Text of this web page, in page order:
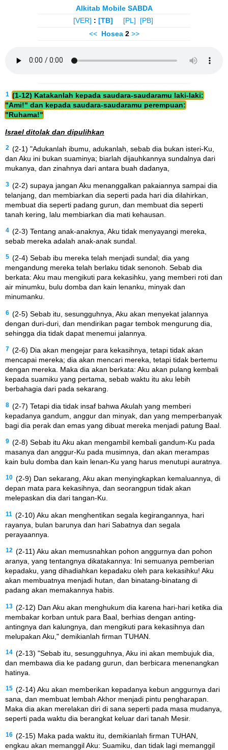
Alkitab Mobile SABDA
[VER] : [TB] [PL]
[PB]
<< Hosea2 >>
1 (1-12) Katakanlah kepada saudara-saudaramu laki-laki:
"Ami!" dan kepada saudara-saudaramu perempuan:
"Ruhama!"
Israel ditolak dan dipulihkan
2 (2-1) "Adukanlah ibumu, adukanlah, sebab dia bukan isteri-Ku,
dan Aku ini bukan suaminya; biarlah dijauhkannya sundalnya dari
mukanya, dan zinahnya dari antara buah dadanya,
3 (2-2) supaya jangan Aku menanggalkan pakaiannya sampai dia
telanjang, dan membiarkan dia seperti pada hari dia dilahirkan,
membuat dia seperti padang gurun, dan membuat dia seperti
tanah kering, lalu membiarkan dia mati kehausan.
4 (2-3) Tentang anak-anaknya, Aku tidak menyayangi mereka,
sebab mereka adalah anak-anak sundal.
5 (2-4) Sebab ibu mereka telah menjadi sundal; dia yang
mengandung mereka telah berlaku tidak senonoh. Sebab dia
berkata: Aku mau mengikuti para kekasihku, yang memberi roti dan
air minumku, bulu domba dan kain lenanku, minyak dan
minumanku.
6 (2-5) Sebab itu, sesungguhnya, Aku akan menyekat jalannya
dengan duri-duri, dan mendirikan pagar tembok mengurung dia,
sehingga dia tidak dapat menemui jalannya.
7 (2-6) Dia akan mengejar para kekasihnya, tetapi tidak akan
mencapai mereka; dia akan mencari mereka, tetapi tidak bertemu
dengan mereka. Maka dia akan berkata: Aku akan pulang kembali
kepada suamiku yang pertama, sebab waktu itu aku lebih
berbahagia dari pada sekarang.
8 (2-7) Tetapi dia tidak insaf bahwa Akulah yang memberi
kepadanya gandum, anggur dan minyak, dan yang memperbanyak
bagi dia perak dan emas yang dibuat mereka menjadi patung Baal.
9 (2-8) Sebab itu Aku akan mengambil kembali gandum-Ku pada
masanya dan anggur-Ku pada musimnya, dan akan merampas
kain bulu domba dan kain lenan-Ku yang harus menutupi auratnya.
10 (2-9) Dan sekarang, Aku akan menyingkapkan kemaluannya, di
depan mata para kekasihnya, dan seorangpun tidak akan
melepaskan dia dari tangan-Ku.
11 (2-10) Aku akan menghentikan segala kegirangannya, hari
rayanya, bulan barunya dan hari Sabatnya dan segala
perayaannya.
12 (2-11) Aku akan memusnahkan pohon anggurnya dan pohon
aranya, yang tentangnya dikatakannya: Ini semuanya pemberian
kepadaku, yang dihadiahkan kepadaku oleh para kekasihku! Aku
akan membuatnya menjadi hutan, dan binatang-binatang di
padang akan memakannya habis.
13 (2-12) Dan Aku akan menghukum dia karena hari-hari ketika dia
membakar korban untuk para Baal, berhias dengan anting-
antingnya dan kalungnya, dan mengikuti para kekasihnya dan
melupakan Aku," demikianlah firman TUHAN.
14 (2-13) "Sebab itu, sesungguhnya, Aku ini akan membujuk dia,
dan membawa dia ke padang gurun, dan berbicara menenangkan
hatinya.
15 (2-14) Aku akan memberikan kepadanya kebun anggurnya dari
sana, dan membuat lembah Akhor menjadi pintu pengharapan.
Maka dia akan merelakan diri di sana seperti pada masa mudanya,
seperti pada waktu dia berangkat keluar dari tanah Mesir.
16 (2-15) Maka pada waktu itu, demikianlah firman TUHAN,
engkau akan memanggil Aku: Suamiku, dan tidak lagi memanggil